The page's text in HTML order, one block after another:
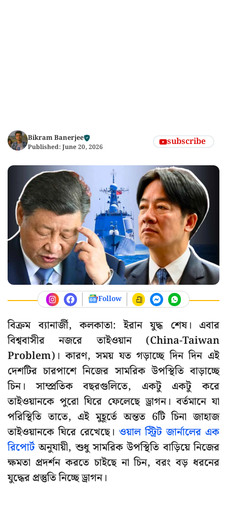
Bikram Banerjee
Published: June 20, 2026 subscribe
Follow
বিক্রম ব্যানার্জী, কলকাতা: ইরান যুদ্ধ শেষ। এবার
বিশ্ববাসীর নজরে তাইওয়ান (China-Taiwan
Problem)। কারণ, সময় যত গড়াচ্ছে দিন দিন এই
দেশটির চারপাশে নিজের সামরিক উপস্থিতি বাড়াচ্ছে
চিন। সাম্প্রতিক বছরগুলিতে, একটু একটু করে
তাইওয়ানকে পুরো ঘিরে ফেলেছে ড্রাগন। বর্তমানে যা
পরিস্থিতি তাতে, এই মুহূর্তে অন্তত 6টি চিনা জাহাজ
তাইওয়ানকে ঘিরে রেখেছে। ওয়াল স্ট্রিট জার্নালের এক
রিপোর্টঅনুযায়ী, শুধু সামরিক উপস্থিতি বাড়িয়ে নিজের
ক্ষমতা প্রদর্শন করতে চাইছে না চিন, বরং বড় ধরনের
যুদ্ধের প্রস্তুতি নিচ্ছে ড্রাগন।